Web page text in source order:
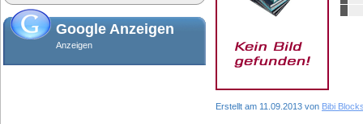
Google Anzeigen
Anzeigen
Erstellt am 11.09.2013 von Bibi